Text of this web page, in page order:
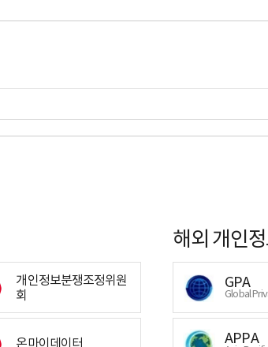
개인정보분쟁조정위원
회
온마이데이터
해외 개인
GPA
Global
APPA